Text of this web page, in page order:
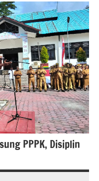
PPPK, Disiplin